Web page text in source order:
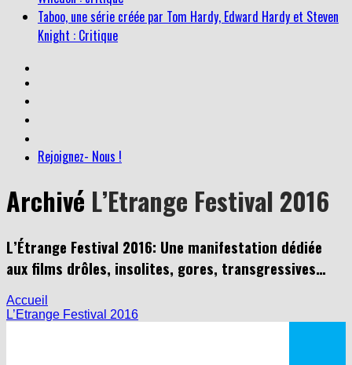
Taboo, une série créée par Tom Hardy, Edward Hardy et Steven
Knight : Critique
Rejoignez- Nous !
Archivé L’Etrange Festival 2016
L’Étrange Festival 2016: Une manifestation dédiée
aux films drôles, insolites, gores, transgressives…
Accueil
L’Etrange Festival 2016